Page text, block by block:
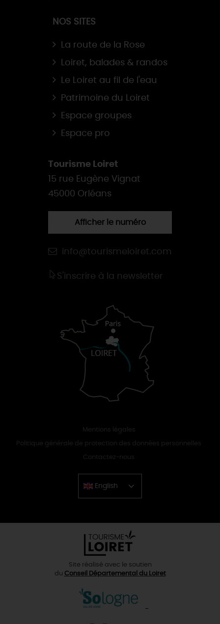
NOS SITES
La route de la Rose
Loiret, balades & randos
Le Loiret au fil de l'eau
Patrimoine du Loiret
Espace groupes
Espace pro
Tourisme Loiret
15 rue Eugène Vignat
45000 Orléans
Afficher le numéro
info@tourismeloiret.com
S'inscrire à la newsletter
Mentions légales
Politique générale de protection des données personnelles
Contactez-nous
English
Chinese
Site réalisé avec le soutien
du Conseil Départemental du Loiret